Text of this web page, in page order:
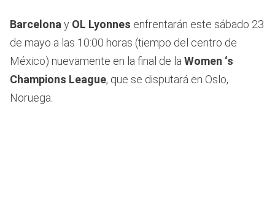
Barcelona y OL Lyonnes enfrentarán este sábado 23
de mayo a las 10:00 horas (tiempo del centro de
México) nuevamente en la final de la Women ‘s
Champions League, que se disputará en Oslo,
Noruega.